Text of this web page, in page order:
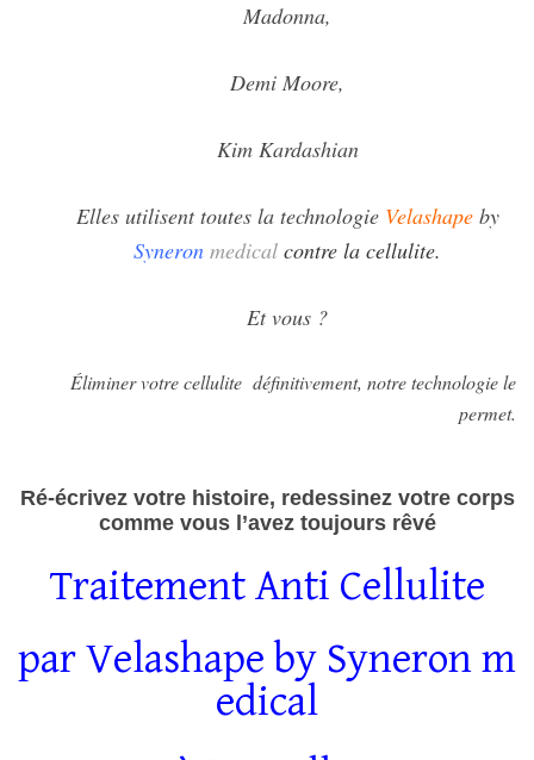
Madonna,
Demi Moore,
Kim Kardashian
Elles utilisent toutes la technologie Velashapeby
Syneron medical contre la cellulite.
Et vous ?
Éliminer votre cellulite définitivement, notre technologie le
permet.
Ré-écrivez votre histoire, redessinez votre corps
comme vous l’avez toujours rêvé
Traitement Anti Cellulite
par Velashape by Syneron m
edical